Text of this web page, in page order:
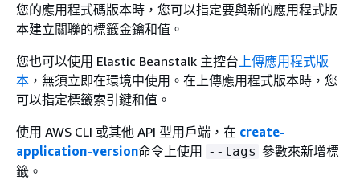
您的應用程式碼版本時，您可以指定要與新的應用程式版
本建立關聯的標籤金鑰和值。
您也可以使用 Elastic Beanstalk 主控台 上傳應用程式版
本 ，無須立即在環境中使用。在上傳應用程式版本時，您
可以指定標籤索引鍵和值。
使用 AWS CLI 或其他 API 型用戶端，在 create-
application-version命令上使用 --tags 參數來新增標
籤。